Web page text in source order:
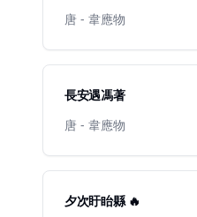
唐 - 韋應物
長安遇馮著
唐 - 韋應物
夕次盱眙縣 🔥